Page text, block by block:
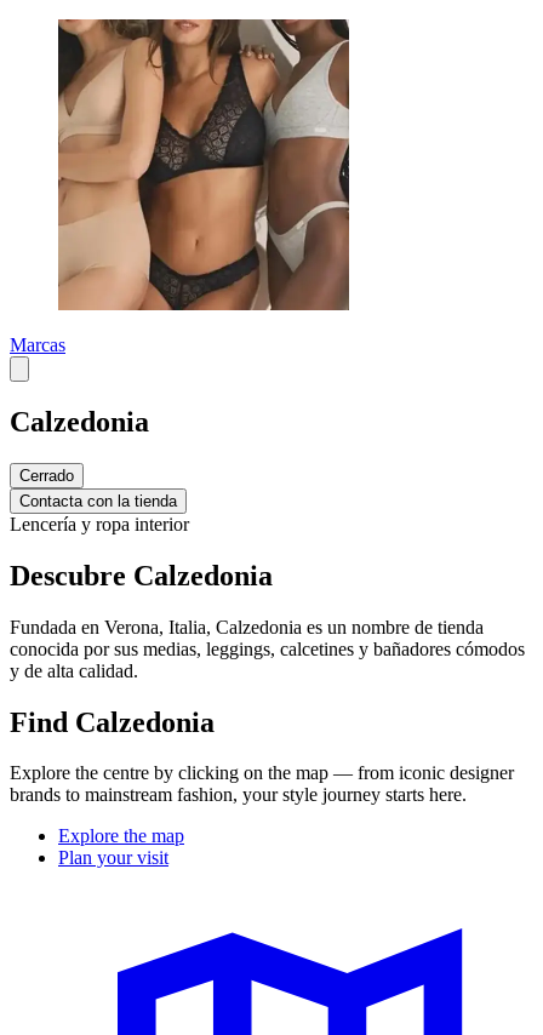
Marcas
Calzedonia
Cerrado
Contacta con la tienda
Lencería y ropa interior
Descubre Calzedonia
Fundada en Verona, Italia, Calzedonia es un nombre de tienda
conocida por sus medias, leggings, calcetines y bañadores cómodos
y de alta calidad.
Find Calzedonia
Explore the centre by clicking on the map — from iconic designer
brands to mainstream fashion, your style journey starts here.
Explore the map
Plan your visit